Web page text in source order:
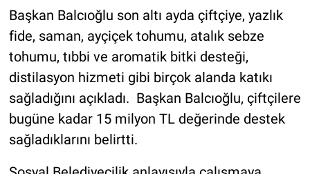
Başkan Balcıoğlu son altı ayda çiftçiye, yazlık
fide, saman, ayçiçek tohumu, atalık sebze
tohumu, tıbbi ve aromatik bitki desteği,
distilasyon hizmeti gibi birçok alanda katıkı
sağladığını açıkladı. Başkan Balcıoğlu, çiftçilere
bugüne kadar 15 milyon TL değerinde destek
sağladıklarını belirtti.